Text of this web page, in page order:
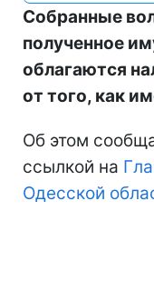
Собранные
полученное
облагаются
от того, как
Об этом
ссылкой на
Одесской